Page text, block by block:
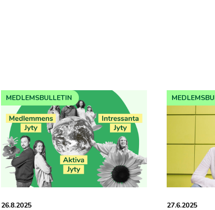
26.8.2025
MEDLEMSBULLETIN
27.6.2025